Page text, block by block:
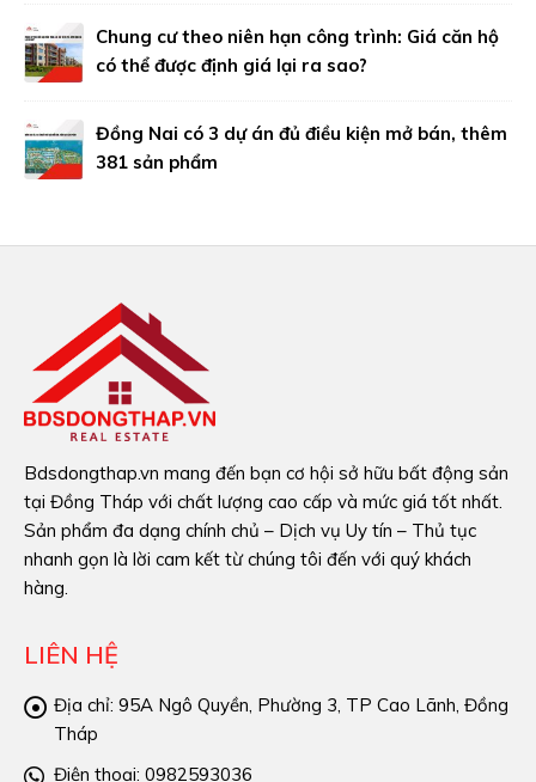
Chung cư theo niên hạn công trình: Giá căn hộ
có thể được định giá lại ra sao?
Đồng Nai có 3 dự án đủ điều kiện mở bán, thêm
381 sản phẩm
Bdsdongthap.vn mang đến bạn cơ hội sở hữu bất động sản
tại Đồng Tháp với chất lượng cao cấp và mức giá tốt nhất.
Sản phẩm đa dạng chính chủ – Dịch vụ Uy tín – Thủ tục
nhanh gọn là lời cam kết từ chúng tôi đến với quý khách
hàng.
LIÊN HỆ
Địa chỉ: 95A Ngô Quyền, Phường 3, TP Cao Lãnh, Đồng
Tháp
Điện thoại: 0982593036